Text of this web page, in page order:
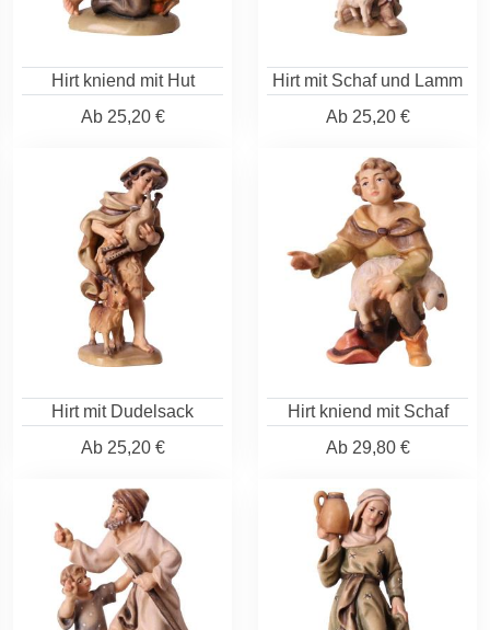
Hirt kniend mit Hut
Ab25,20 €
Hirt mit Schaf und Lamm
Ab25,20 €
Hirt mit Dudelsack
Ab25,20 €
Hirt kniend mit Schaf
Ab29,80 €